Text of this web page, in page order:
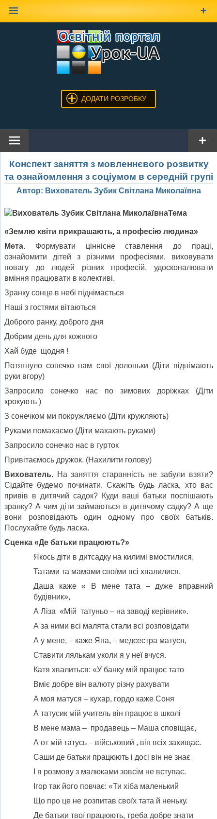
ДОДАТИ РОЗРОБКУ
Конспект заняття з мовленнєвого розвитку
та ознайомлення з соціумом в середній групі
Автор: Вихователь Зубик Світлана Миколаївна
Тема
«Землю квіти прикрашають, а професію людина»
Мета. Формувати ціннісне ставлення до праці,
ознайомити дітей з різними професіями, виховувати
повагу до людей різних професій, удосконалювати
вміння працювати в колективі.
Зранку сонце в небі піднімається
Наші з гостями вітаються
Доброго ранку, доброго дня
Добрим день для кожного
Хай буде щодня !
Потягнуло сонечко нам свої долоньки (Діти піднімають
руки вгору)
Запросило сонечко нас по зимових доріжках (Діти
крокують )
З сонечком ми покружляємо (Діти кружляють)
Руками помахаємо (Діти махають руками)
Запросило сонечко нас в гурток
Привітаємось дружок. (Нахилити голову)
Вихователь. На заняття старанність не забули взяти?
Сідайте будемо починати. Скажіть будь ласка, хто вас
привів в дитячий садок? Куди ваші батьки поспішають
зранку? А чим діти займаються в дитячому садку? А ще
вони розповідають один одному про своїх батьків.
Послухайте будь ласка.
Сценка «Де батьки працюють?»
Якось діти в дитсадку на килимі вмостилися,
Татами та мамами своїми всі хвалилися.
Даша каже « В мене тата – дуже вправний
будівник»,
А Ліза «Мій татуньо – на заводі керівник».
А за ними всі малята стали всі розповідати
А у мене, – каже Яна, – медсестра матуся,
Ставити лялькам уколи я у неї вчуся.
Катя хвалиться: «У банку мій працює тато
Вміє добре він валюту різну рахувати
А моя матуся – кухар, гордо каже Соня
А татусик мій учитель він працює в школі
В мене мама – продавець – Маша сповіщає,
А от мій татусь – військовий , він всіх захищає.
Саши де батьки працюють і досі він не знає
І в розмову з малюками зовсім не вступає.
Ігор так його повчає: «Ти хіба маленький
Що про це не розпитав своїх тата й неньку.
Де батьки твої працюють, треба добре знати